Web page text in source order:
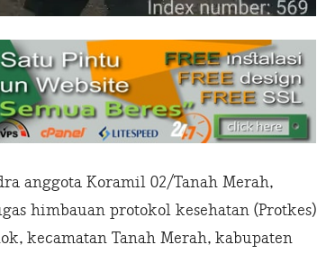
anggota Koramil 02/Tanah Merah,
himbauan protokol kesehatan (Protkes)
kecamatan Tanah Merah, kabupaten